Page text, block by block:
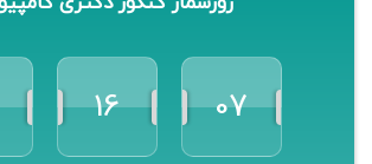
16 07